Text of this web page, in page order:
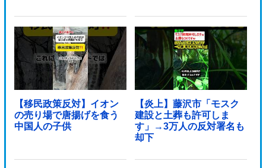
【移民政策反対】イオン
の売り場で唐揚げを食う
中国人の子供
【炎上】藤沢市「モスク
建設と土葬も許可しま
す」→3万人の反対署名も
却下